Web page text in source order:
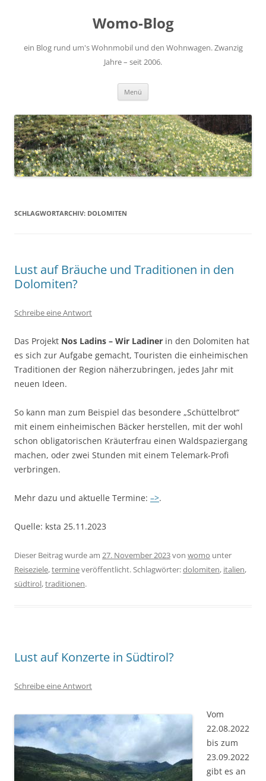
Womo-Blog
ein Blog rund um's Wohnmobil und den Wohnwagen. Zwanzig
Jahre – seit 2006.
Menü
SCHLAGWORTARCHIV: DOLOMITEN
Lust auf Bräuche und Traditionen in den
Dolomiten?
Schreibe eine Antwort
Das Projekt Nos Ladins – Wir Ladiner in den Dolomiten hat
es sich zur Aufgabe gemacht, Touristen die einheimischen
Traditionen der Region näherzubringen, jedes Jahr mit
neuen Ideen.
So kann man zum Beispiel das besondere „Schüttelbrot“
mit einem einheimischen Bäcker herstellen, mit der wohl
schon obligatorischen Kräuterfrau einen Waldspaziergang
machen, oder zwei Stunden mit einem Telemark-Profi
verbringen.
Mehr dazu und aktuelle Termine: –>.
Quelle: ksta 25.11.2023
Dieser Beitrag wurde am 27. November 2023von womo unter
Reiseziele,termineveröffentlicht. Schlagwörter:dolomiten, italien,
südtirol,traditionen.
Lust auf Konzerte in Südtirol?
Schreibe eine Antwort
Vom
22.08.2022
bis zum
23.09.2022
gibt es an